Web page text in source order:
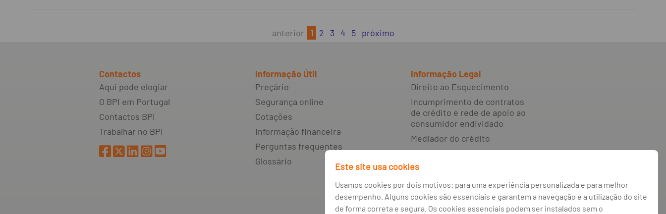
anterior 1 2 3 4 5 próximo
Contactos
Aqui pode elogiar
O BPI em Portugal
Contactos BPI
Trabalhar no BPI
Informação Útil
Preçário
Segurança online
Cotações
Informação financeira
Perguntas frequentes
Glossário
Informação Legal
Direito ao Esquecimento
Incumprimento de contratos
de crédito e rede de apoio ao
consumidor endividado
Mediador do crédito
Livro de reclamações e
resolução alternativa de
Canal de irregularidades
Política de privacidade
Este site usa cookies
Usamos cookies por dois motivos: para uma experiência personalizada e para melhor
desempenho. Alguns cookies são essenciais e garantem a navegação e a utilização do site
de forma correta e segura. Os cookies essenciais podem ser instalados sem o